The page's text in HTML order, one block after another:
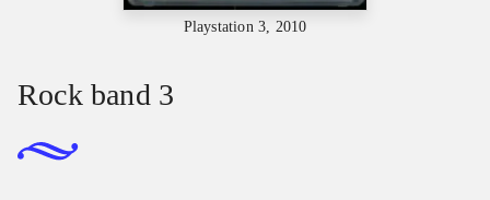
Playstation 3, 2010
Rock band 3